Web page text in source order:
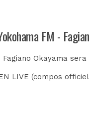
FM -
Okayama
LIVE (compos